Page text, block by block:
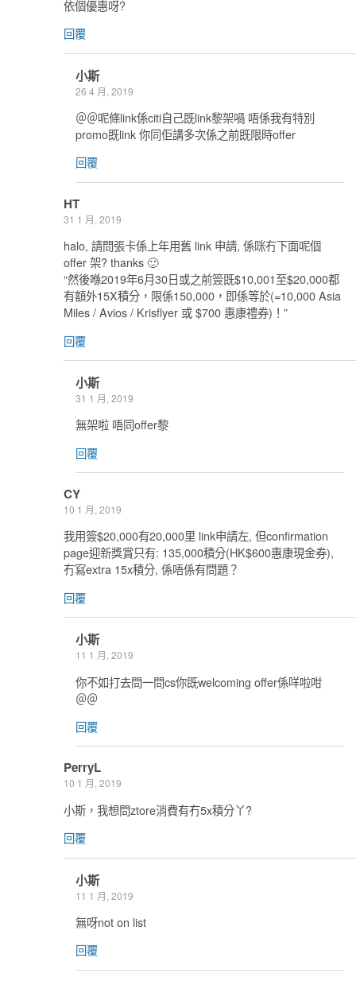
依個優惠呀?
回覆
小斯
26 4 月, 2019
＠＠呢條link係citi自己既link黎架喎 唔係我有特別
promo既link 你同佢講多次係之前既限時offer
回覆
HT
31 1 月, 2019
halo, 請問張卡係上年用舊 link 申請, 係咪冇下面呢個
offer 架? thanks 🙂
“然後喺2019年6月30日或之前簽既$10,001至$20,000都
有額外15X積分，限係150,000，即係等於(=10,000 Asia
Miles / Avios / Krisflyer 或 $700 惠康禮券)！”
回覆
小斯
31 1 月, 2019
無架啦 唔同offer黎
回覆
CY
10 1 月, 2019
我用簽$20,000有20,000里 link申請左, 但confirmation
page迎新獎賞只有: 135,000積分(HK$600惠康現金券),
冇寫extra 15x積分, 係唔係有問題？
回覆
小斯
11 1 月, 2019
你不如打去問一問cs你既welcoming offer係咩啦咁
＠＠
回覆
PerryL
10 1 月, 2019
小斯，我想問ztore消費有冇5x積分丫?
回覆
小斯
11 1 月, 2019
無呀not on list
回覆